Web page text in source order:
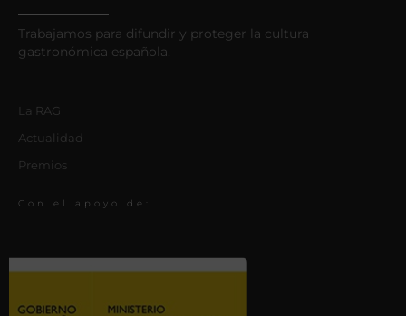
Trabajamos para difundir y proteger la cultura
gastronómica española.
La RAG
Actualidad
Premios
Con el apoyo de: